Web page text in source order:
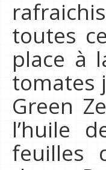
toutes
place à
tomates
Green
l’huile
feuilles